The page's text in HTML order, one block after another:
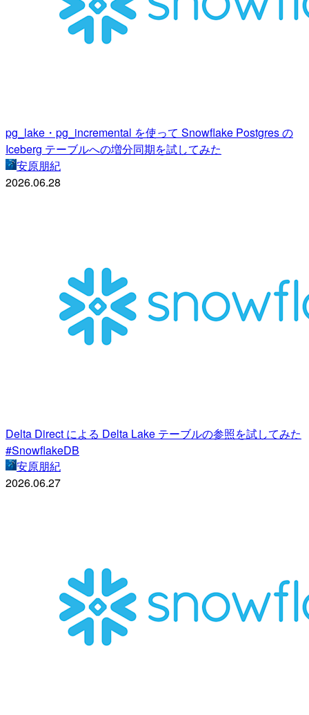
pg_lake・pg_incremental を使って Snowflake Postgres の
Iceberg テーブルへの増分同期を試してみた
安原朋紀
2026.06.28
Delta Direct による Delta Lake テーブルの参照を試してみた
#SnowflakeDB
安原朋紀
2026.06.27